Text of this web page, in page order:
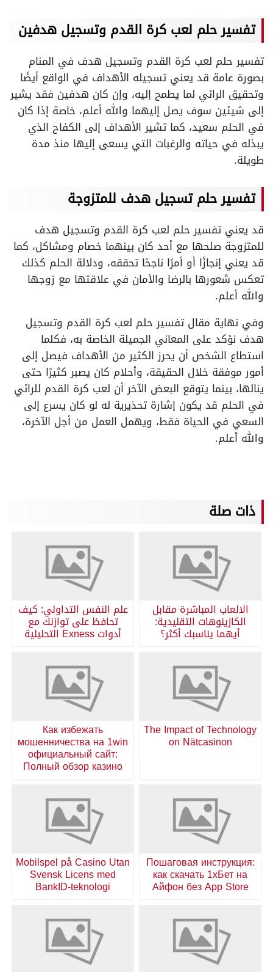
تفسير حلم لعب كرة القدم وتسجيل هدفين
تفسير حلم لعب كرة القدم وتسجيل هدف في المنام
بصورة عامة قد يعني تسجيله الأهداف في الواقع أيضًا
وتحقيق الرائي لما يطمح إليه، وإن كان هدفين فقد يشير
إلى شيئين سوف يصل إليهما والله أعلم، خاصة إذا كان
في الحلم سعيد، كما تشير الأهداف إلى الكفاح الذي
يبذله في حياته والرغبات التي يسعى إليها منذ مدة
طويلة.
تفسير حلم تسجيل هدف للمتزوجة
قد يعني تفسير حلم لعب كرة القدم وتسجيل هدف
للمتزوجة صلحها مع أحد كان بينهما خصام ومشاكل، كما
قد يعني إنجازًا أو أمرًا ناجحًا تحققه، ودلالة الحلم كذلك
تعكس شعورها بالرضا والأمان في علاقتها مع زوجها
والله أعلم.
وفي نهاية مقال تفسير حلم لعب كرة القدم وتسجيل
هدف نؤكد على المعاني الجميلة الخاصة به، فكلما
استطاع الشخص أن يحرز الكثير من الأهداف فيصل إلى
أمور موفقة خلال الحقيقة، وأحلام كان يصبر كثيرًا حتى
ينالها، بينما يتوقع البعض الآخر أن لعب كرة القدم للرائي
في الحلم قد يكون إشارة تحذيرية له لو كان يسرع إلى
السعي في الحياة فقط، ويهمل العمل من أجل الآخرة،
والله أعلم.
ذات صلة
الالعاب المباشرة مقابل
الكازينوهات التقليدية:
أيهما يناسبك أكثر؟
علم النفس التداولي: كيف
تحافظ على توازنك مع
أدوات Exness التحليلية
The Impact of Technology
on Nätcasinon
Как избежать
мошенничества на 1win
официальный сайт:
Полный обзор казино
Пошаговая инструкция:
как скачать 1хБет на
Айфон без App Store
Mobilspel på Casino Utan
Svensk Licens med
BankID-teknologi